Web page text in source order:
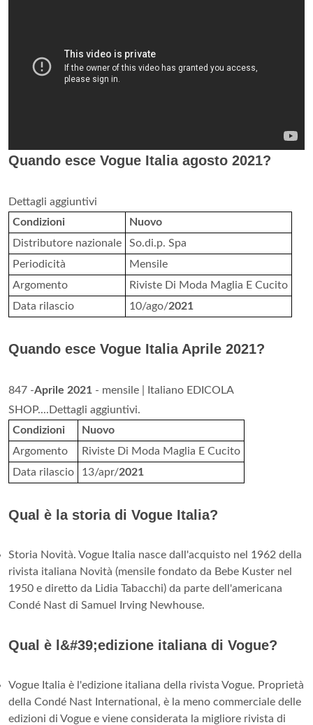
Quando esce Vogue Italia agosto 2021?
Dettagli aggiuntivi
Condizioni
Nuovo
Distributore nazionale
So.di.p. Spa
Periodicità
Mensile
Argomento
Riviste Di Moda Maglia E Cucito
Data rilascio
10/ago/2021
Quando esce Vogue Italia Aprile 2021?
847 -Aprile 2021 - mensile | Italiano EDICOLA
SHOP....Dettagli aggiuntivi.
Condizioni
Nuovo
Argomento
Riviste Di Moda Maglia E Cucito
Data rilascio
13/apr/2021
Qual è la storia di Vogue Italia?
Storia Novità. Vogue Italia nasce dall'acquisto nel 1962 della
rivista italiana Novità (mensile fondato da Bebe Kuster nel
1950 e diretto da Lidia Tabacchi) da parte dell'americana
Condé Nast di Samuel Irving Newhouse.
Qual è l&#39;edizione italiana di Vogue?
Vogue Italia è l'edizione italiana della rivista Vogue. Proprietà
della Condé Nast International, è la meno commerciale delle
edizioni di Vogue e viene considerata la migliore rivista di